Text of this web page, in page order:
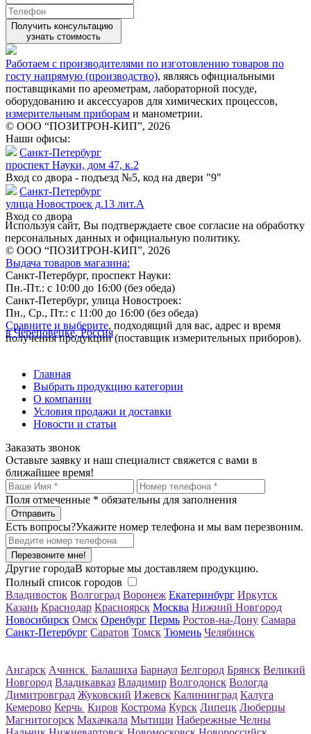
Получить консультацию
узнать стоимость
Работаем с производителями по изготовлению товаров по
госту напрямую (производство), являясь официальными
поставщиками по ареометрам, лабораторной посуде,
оборудованию и аксессуаров для химических процессов,
измерительным приборам и манометрии.
© ООО “ПОЗИТРОН-КИП”, 2026
Наши офисы:
Санкт-Петербург
проспект Науки, дом 47, к.2
Вход со двора - подъезд №5, код на двери "9"
Санкт-Петербург
улица Новостроек д.13 лит.А
Вход со двора
Используя сайт, Вы подтверждаете свое согласие на обработку
персональных данных и официальную политику.
© ООО “ПОЗИТРОН-КИП”, 2026
Выдача товаров магазина:
Санкт-Петербург, проспект Науки:
Пн.-Пт.: с 10:00 до 16:00 (без обеда)
Санкт-Петербург, улица Новостроек:
Пн., Ср., Пт.: с 11:00 до 16:00 (без обеда)
Сравните и выберите, подходящий для вас, адрес и время
получения продукции (поставщик измерительных приборов).
в Череповецке, Россия
Главная
Выбрать продукцию категории
О компании
Условия продажи и доставки
Новости и статьи
Заказать звонок
Оставьте заявку и наш специалист свяжется с вами в
ближайшее время!
Поля отмеченные * обязательны для заполнения
Есть вопросы?Укажите номер телефона и мы вам перезвоним.
Перезвоните мне!
Другие городаВ которые мы доставляем продукцию.
Полный список городов
Владивосток Волгоград Воронеж Екатеринбург Иркутск
Казань Краснодар Красноярск Москва Нижний Новгород
Новосибирск Омск Оренбург Пермь Ростов-на-Дону Самара
Санкт-Петербург Саратов Томск Тюмень Челябинск
Ангарск Ачинск Балашиха Барнаул Белгород Брянск Великий
Новгород Владикавказ Владимир Волгодонск Вологда
Димитровград Жуковский Ижевск Калининград Калуга
Кемерово Керчь Киров Кострома Курск Липецк Люберцы
Магнитогорск Махачкала Мытищи Набережные Челны